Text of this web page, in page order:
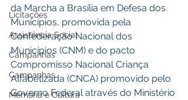
Licitações
Assistência Social
Campanhas
Campanhas
Memória e Cultura
da Marcha a Brasília em Defesa dos
Municípios, promovida pela
Confederação Nacional dos
Municípios (CNM) e do pacto
Compromisso Nacional Criança
Alfabetizada (CNCA) promovido pelo
Governo Federal através do Ministério